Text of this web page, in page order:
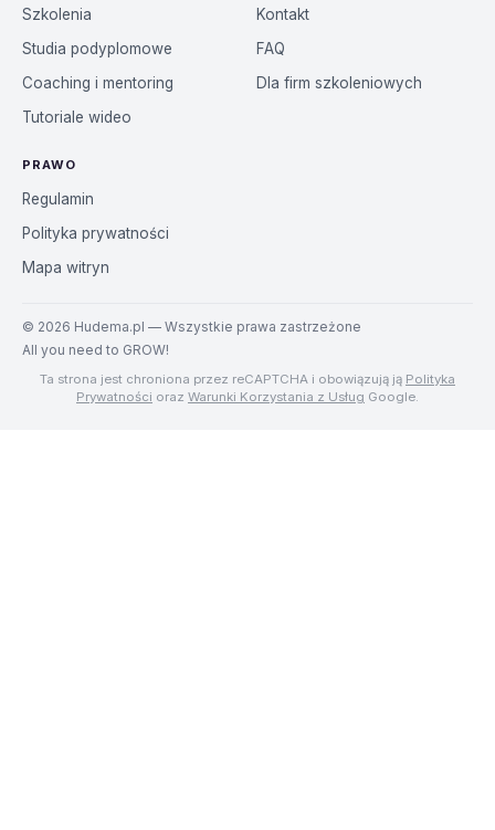
Szkolenia
Studia podyplomowe
Coaching i mentoring
Tutoriale wideo
Kontakt
FAQ
Dla firm szkoleniowych
PRAWO
Regulamin
Polityka prywatności
Mapa witryn
© 2026 Hudema.pl — Wszystkie prawa zastrzeżone
All you need to GROW!
Ta strona jest chroniona przez reCAPTCHA i obowiązują ją Polityka
Prywatności oraz Warunki Korzystania z Usług Google.